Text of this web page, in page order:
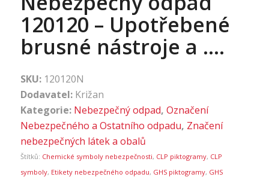
120120 – Upotřebené
brusné nástroje a ….
SKU: 120120N
Dodavatel: Križan
Kategorie: Nebezpečný odpad, Označení
Nebezpečného a Ostatního odpadu, Značení
nebezpečných látek a obalů
Štítků: Chemické symboly nebezpečnosti, CLP piktogramy, CLP
symboly, Etikety nebezpečného odpadu, GHS piktogramy, GHS